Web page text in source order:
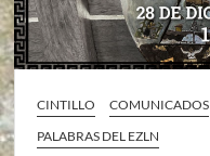
CINTILLO COMUNICADOS
PALABRAS DEL EZLN